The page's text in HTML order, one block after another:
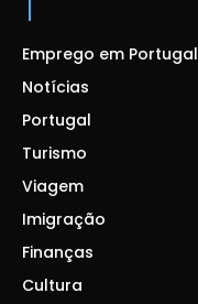
Emprego em Portugal
Notícias
Portugal
Turismo
Viagem
Imigração
Finanças
Cultura